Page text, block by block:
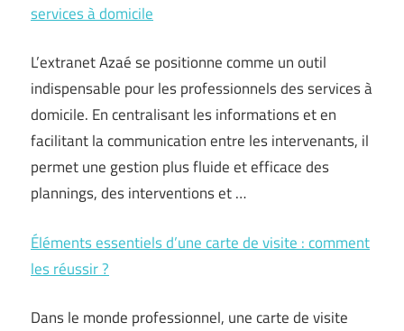
services à domicile
L’extranet Azaé se positionne comme un outil
indispensable pour les professionnels des services à
domicile. En centralisant les informations et en
facilitant la communication entre les intervenants, il
permet une gestion plus fluide et efficace des
plannings, des interventions et …
Éléments essentiels d’une carte de visite : comment
les réussir ?
Dans le monde professionnel, une carte de visite